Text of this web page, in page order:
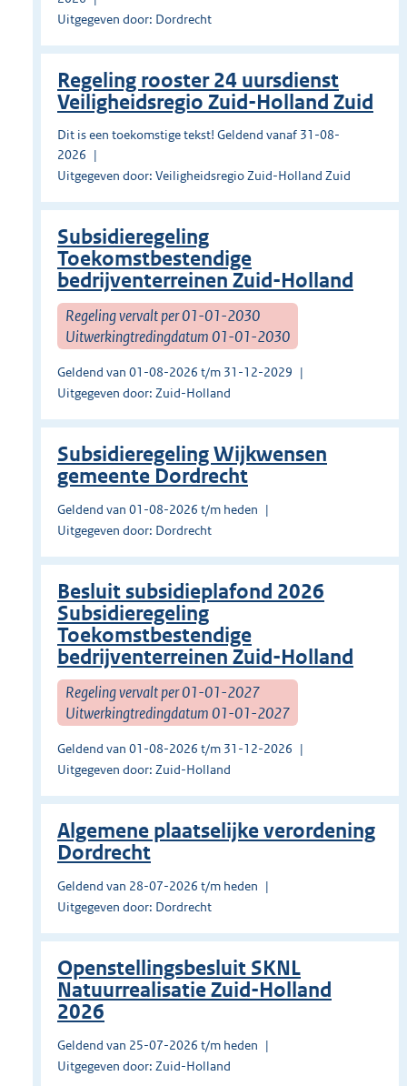
Uitgegeven door: Dordrecht
Regeling rooster 24 uursdienst
Veiligheidsregio Zuid-Holland Zuid
Dit is een toekomstige tekst! Geldend vanaf 31-08-
2026
Uitgegeven door: Veiligheidsregio Zuid-Holland Zuid
Subsidieregeling
Toekomstbestendige
bedrijventerreinen Zuid-Holland
Regeling vervalt per 01-01-2030
Uitwerkingtredingdatum 01-01-2030
Geldend van 01-08-2026 t/m 31-12-2029
Uitgegeven door: Zuid-Holland
Subsidieregeling Wijkwensen
gemeente Dordrecht
Geldend van 01-08-2026 t/m heden
Uitgegeven door: Dordrecht
Besluit subsidieplafond 2026
Subsidieregeling
Toekomstbestendige
bedrijventerreinen Zuid-Holland
Regeling vervalt per 01-01-2027
Uitwerkingtredingdatum 01-01-2027
Geldend van 01-08-2026 t/m 31-12-2026
Uitgegeven door: Zuid-Holland
Algemene plaatselijke verordening
Dordrecht
Geldend van 28-07-2026 t/m heden
Uitgegeven door: Dordrecht
Openstellingsbesluit SKNL
Natuurrealisatie Zuid-Holland
2026
Geldend van 25-07-2026 t/m heden
Uitgegeven door: Zuid-Holland